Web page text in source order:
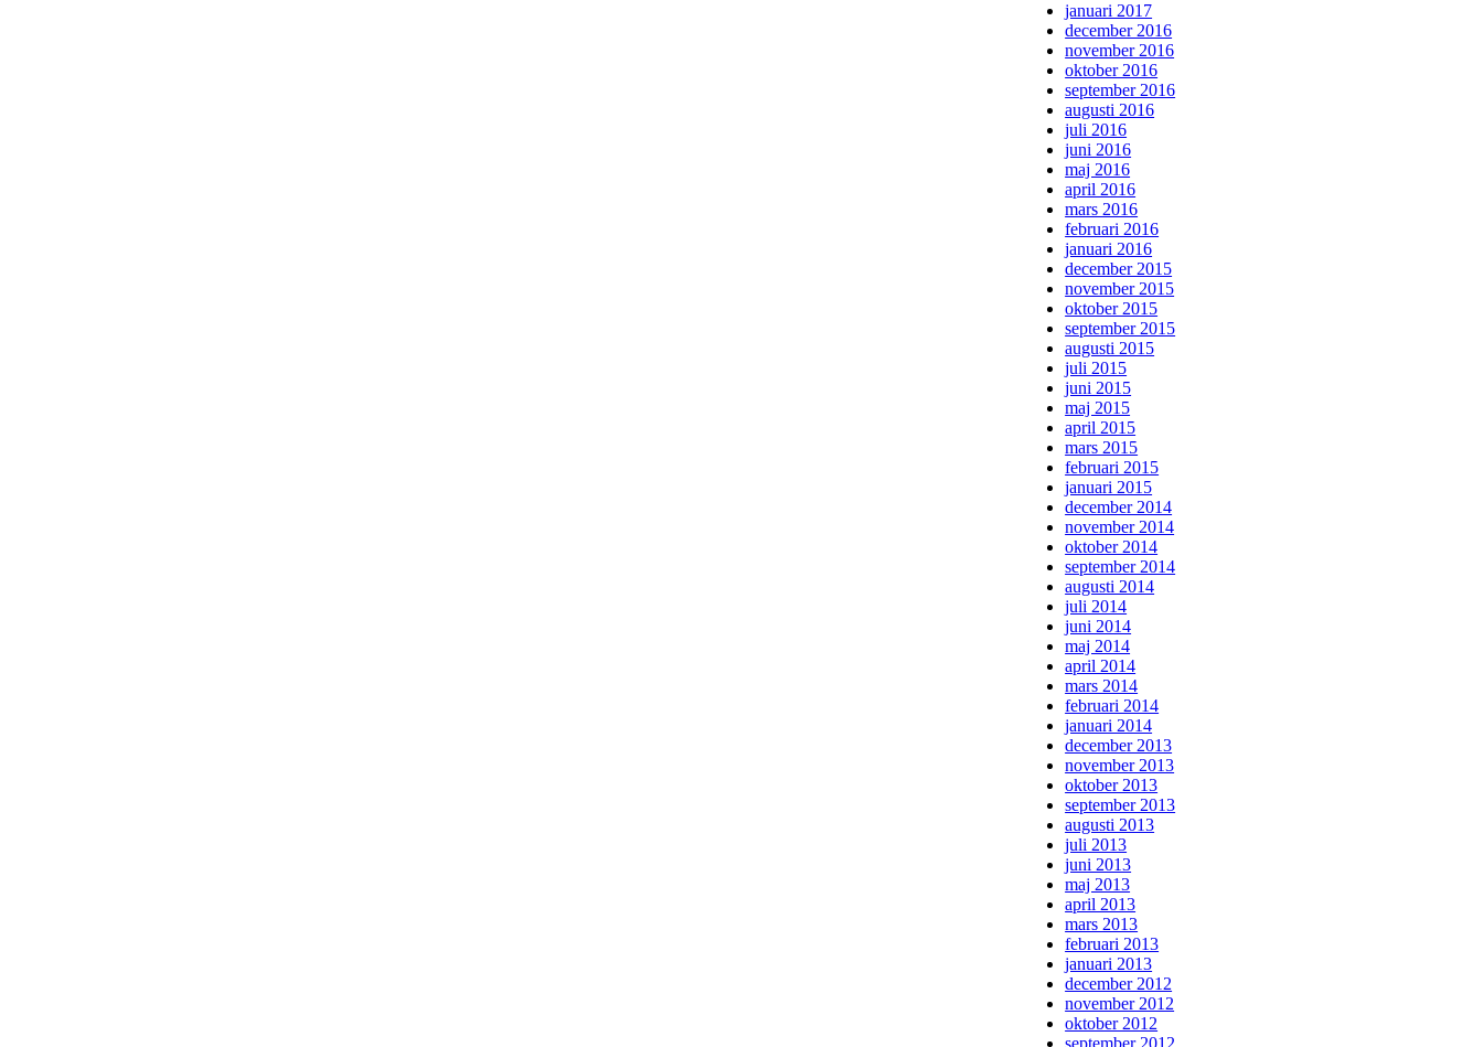
januari 2017
december 2016
november 2016
oktober 2016
september 2016
augusti 2016
juli 2016
juni 2016
maj 2016
april 2016
mars 2016
februari 2016
januari 2016
december 2015
november 2015
oktober 2015
september 2015
augusti 2015
juli 2015
juni 2015
maj 2015
april 2015
mars 2015
februari 2015
januari 2015
december 2014
november 2014
oktober 2014
september 2014
augusti 2014
juli 2014
juni 2014
maj 2014
april 2014
mars 2014
februari 2014
januari 2014
december 2013
november 2013
oktober 2013
september 2013
augusti 2013
juli 2013
juni 2013
maj 2013
april 2013
mars 2013
februari 2013
januari 2013
december 2012
november 2012
oktober 2012
september 2012